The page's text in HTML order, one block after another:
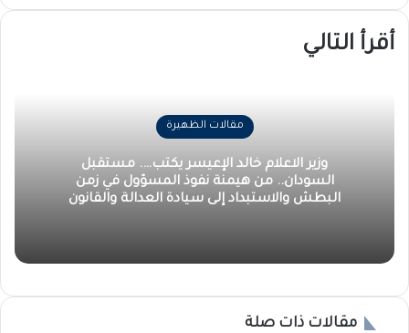
أقرأ التالي
مقالات الظهيرة
وزير الاعلام خالد الإعيسر يكتب…. مستقبل
السودان.. من هيمنة نفوذ المسؤول في زمن
البطش والاستبداد إلى سيادة العدالة والقانون
مقالات ذات صلة